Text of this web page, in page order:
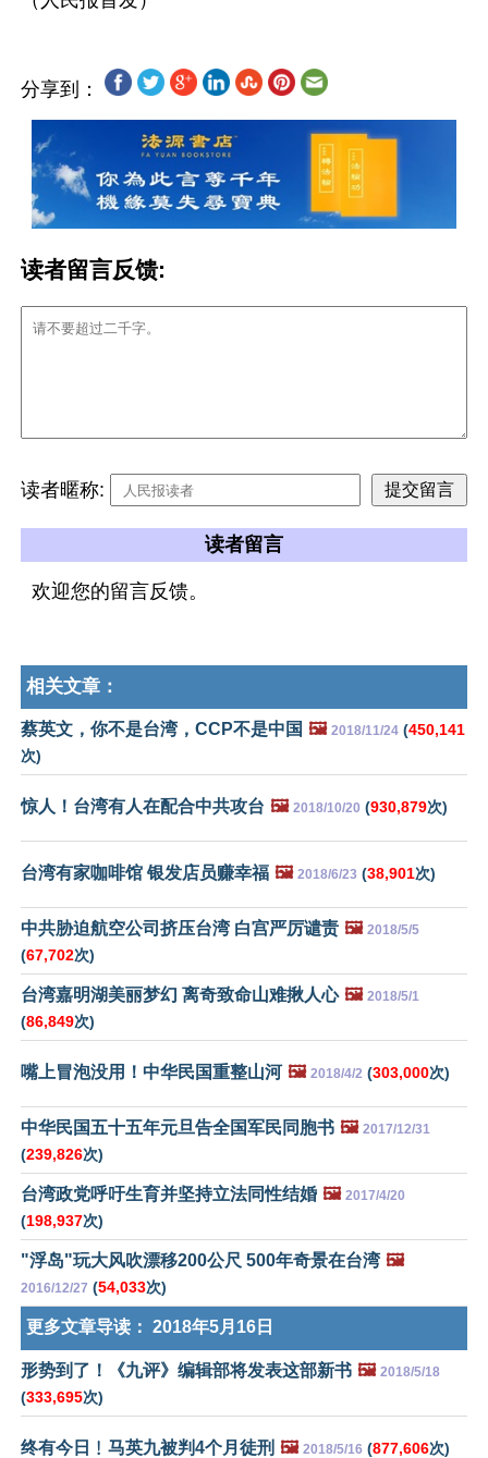
分享到：
读者留言反馈:
读者暱称:
读者留言
欢迎您的留言反馈。
相关文章：
蔡英文，你不是台湾，CCP不是中国 🖼️ 2018/11/24 (450,141
次)
惊人！台湾有人在配合中共攻台 🖼️ 2018/10/20 (930,879次)
台湾有家咖啡馆 银发店员赚幸福 🖼️ 2018/6/23 (38,901次)
中共胁迫航空公司挤压台湾 白宫严厉谴责 🖼️ 2018/5/5
(67,702次)
台湾嘉明湖美丽梦幻 离奇致命山难揪人心 🖼️ 2018/5/1
(86,849次)
嘴上冒泡没用！中华民国重整山河 🖼️ 2018/4/2 (303,000次)
中华民国五十五年元旦告全国军民同胞书 🖼️ 2017/12/31
(239,826次)
台湾政党呼吁生育并坚持立法同性结婚 🖼️ 2017/4/20
(198,937次)
"浮岛"玩大风吹漂移200公尺 500年奇景在台湾 🖼️
2016/12/27 (54,033次)
更多文章导读： 2018年5月16日
形势到了！《九评》编辑部将发表这部新书 🖼️ 2018/5/18
(333,695次)
终有今日﹗马英九被判4个月徒刑 🖼️ 2018/5/16 (877,606次)